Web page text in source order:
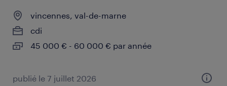
vincennes, val-de-marne
cdi
45 000 € - 60 000 € par année
publié le 7 juillet 2026